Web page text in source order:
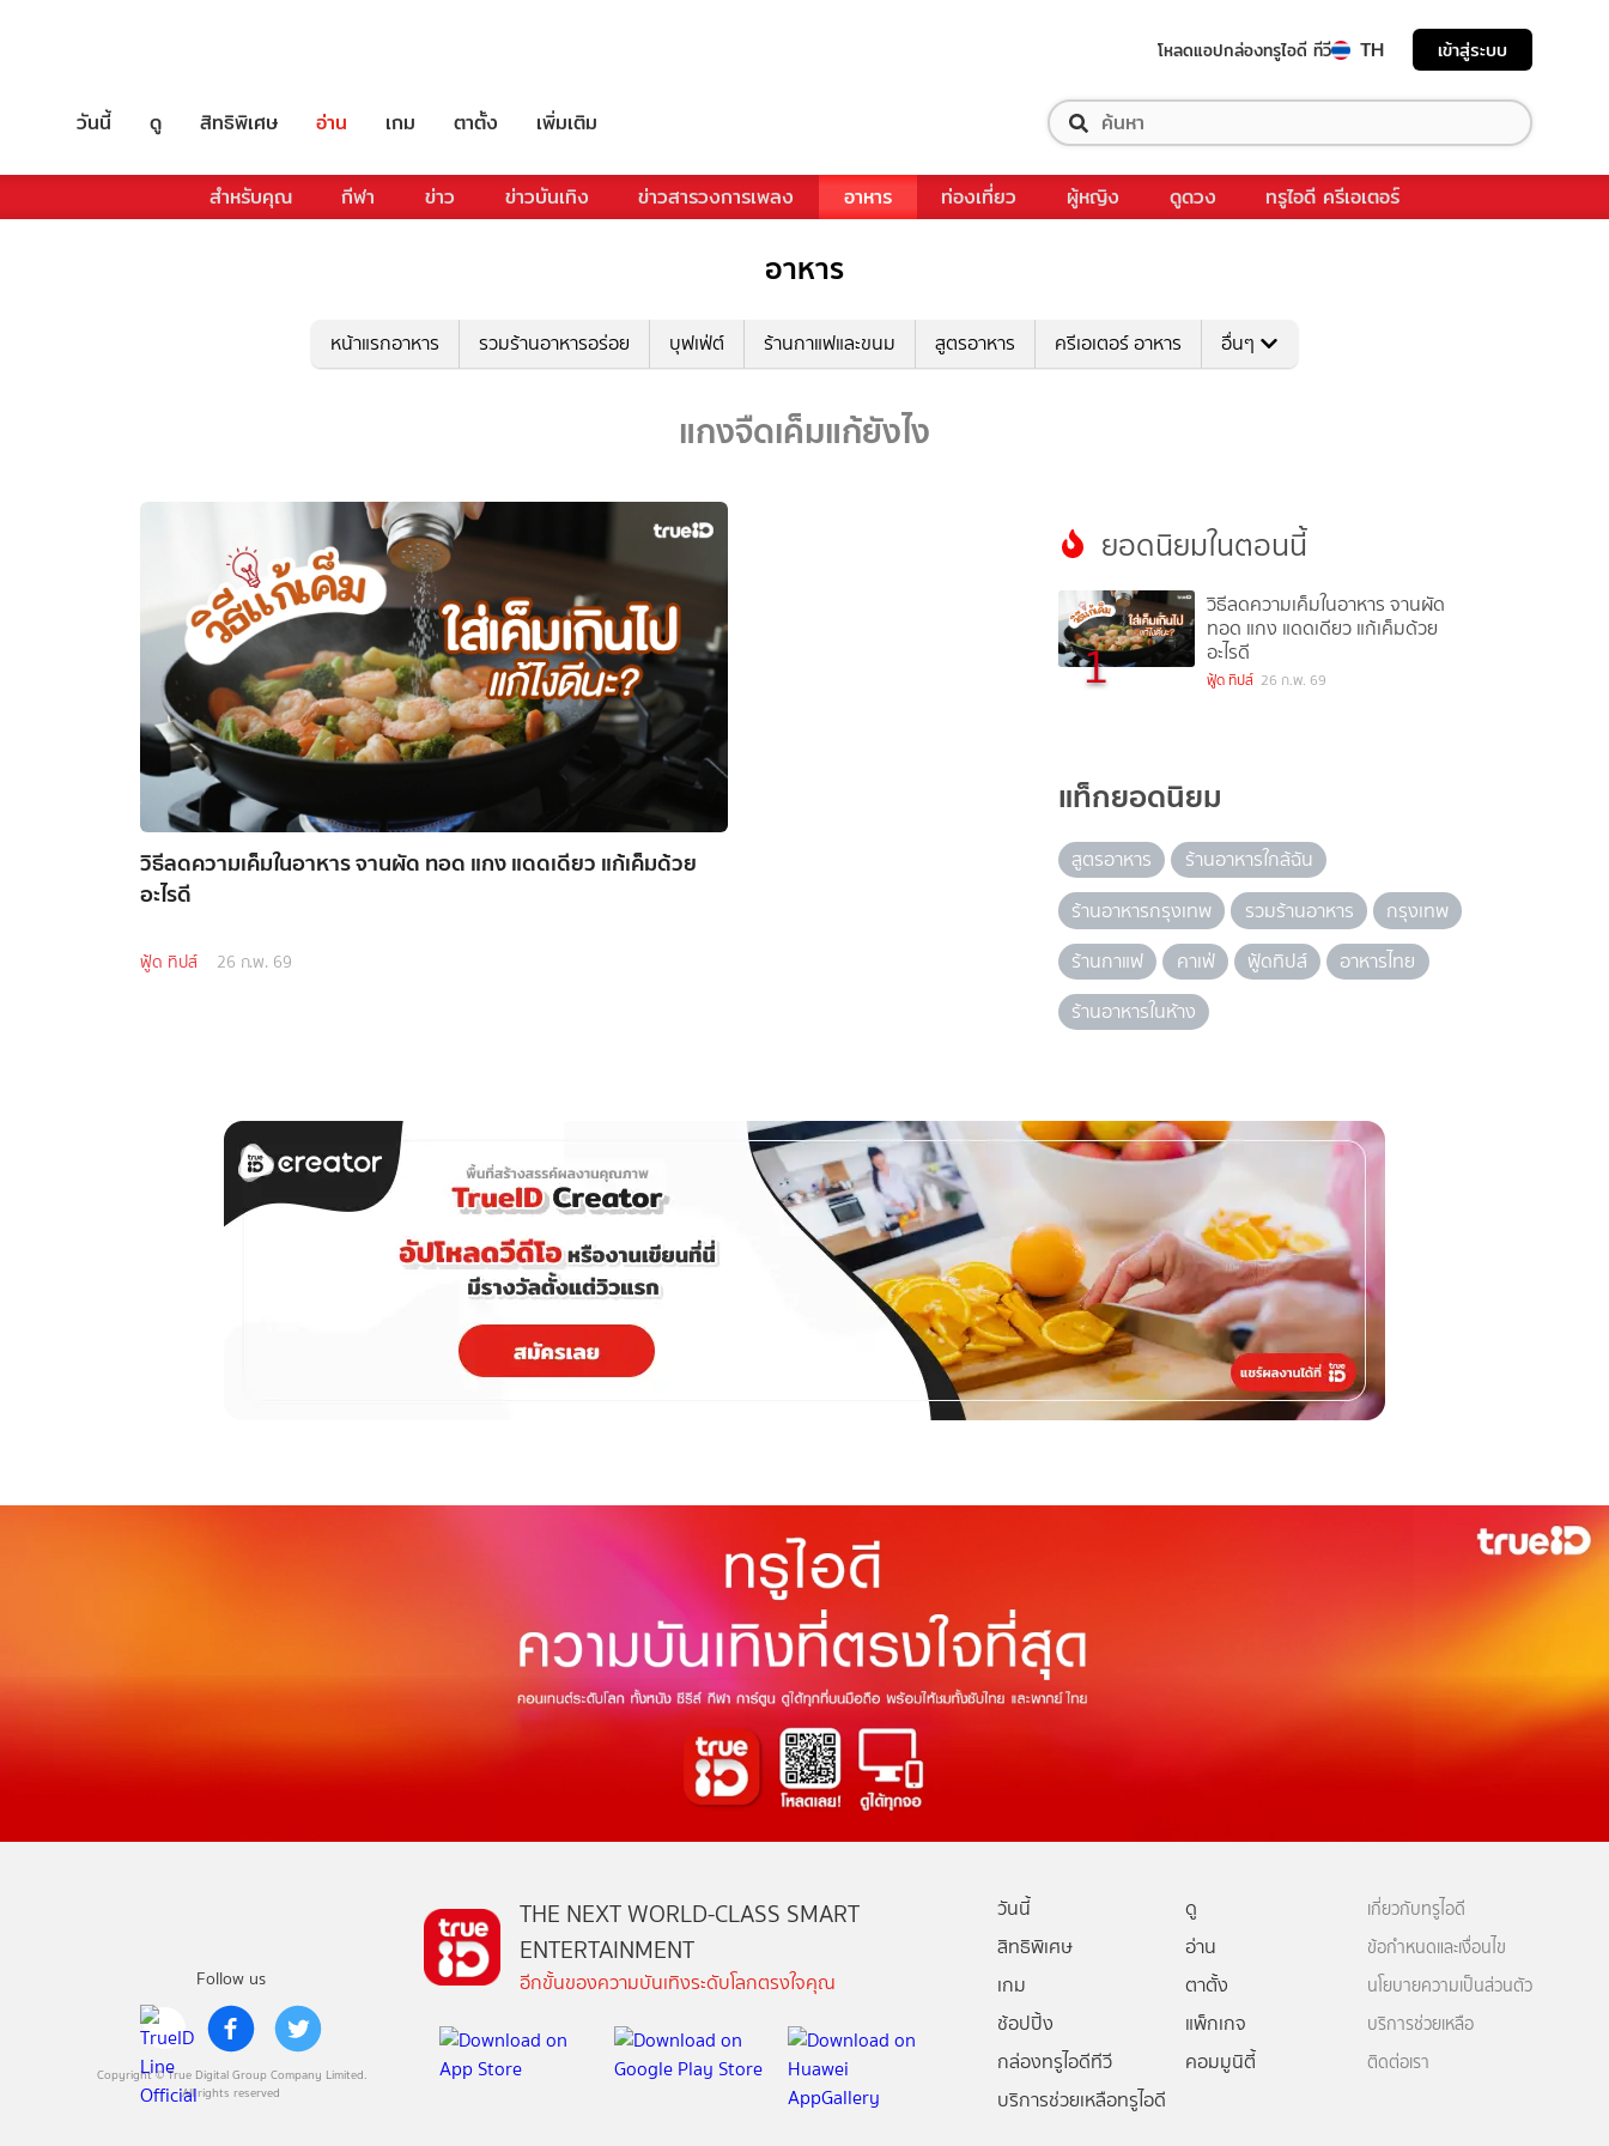
โหลดแอปกล่องทรูไอดี ทีวี TH เข้าสู่ระบบ
วันนี้ ดู สิทธิพิเศษ อ่าน เกม ตาตั้ง เพิ่มเติม
สำหรับคุณ กีฬา ข่าว ข่าวบันเทิง ข่าวสารวงการเพลง อาหาร ท่องเที่ยว ผู้หญิง ดูดวง ทรูไอดี ครีเอเตอร์
อาหาร
หน้าแรกอาหาร รวมร้านอาหารอร่อย บุฟเฟ่ต์ ร้านกาแฟและขนม สูตรอาหาร ครีเอเตอร์ อาหาร อื่นๆ
แกงจืดเค็มแก้ยังไง
วิธีลดความเค็มในอาหาร จานผัด ทอด แกง แดดเดียว แก้เค็มด้วย
อะไรดี
ฟู้ด ทิปส์ 26 ก.พ. 69
ยอดนิยมในตอนนี้
1
วิธีลดความเค็มในอาหาร จานผัด
ทอด แกง แดดเดียว แก้เค็มด้วย
อะไรดี
ฟู้ด ทิปส์ 26 ก.พ. 69
แท็กยอดนิยม
สูตรอาหาร
ร้านอาหารใกล้ฉัน
ร้านอาหารกรุงเทพ
รวมร้านอาหาร
กรุงเทพ
ร้านกาแฟ
คาเฟ่ ฟู้ดทิปส์
อาหารไทย
ร้านอาหารในห้าง
Follow us
Copyright © True Digital Group Company Limited.
All rights reserved
THE NEXT WORLD-CLASS SMART
ENTERTAINMENT
อีกขั้นของความบันเทิงระดับโลกตรงใจคุณ
วันนี้
ดู
สิทธิพิเศษ
อ่าน
เกม
ตาตั้ง
ช้อปปิ้ง
แพ็กเกจ
กล่องทรูไอดีทีวี
คอมมูนิตี้
บริการช่วยเหลือทรูไอดี
เกี่ยวกับทรูไอดี
ข้อกำหนดและเงื่อนไข
นโยบายความเป็นส่วนตัว
บริการช่วยเหลือ
ติดต่อเรา